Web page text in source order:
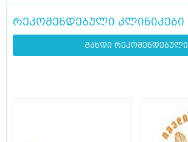
რეკომენდებული კლინიკები
გახდი რეკომენდებული